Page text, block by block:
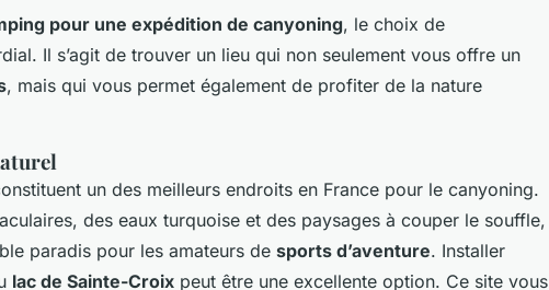
pour une expédition de canyoning, le choix de
Il s’agit de trouver un lieu qui non seulement vous offre un
, mais qui vous permet également de profiter de la nature
un des meilleurs endroits en France pour le canyoning.
des eaux turquoise et des paysages à couper le souffle,
paradis pour les amateurs de sports d’aventure. Installer
lac de Sainte-Croix peut être une excellente option. Ce site vous